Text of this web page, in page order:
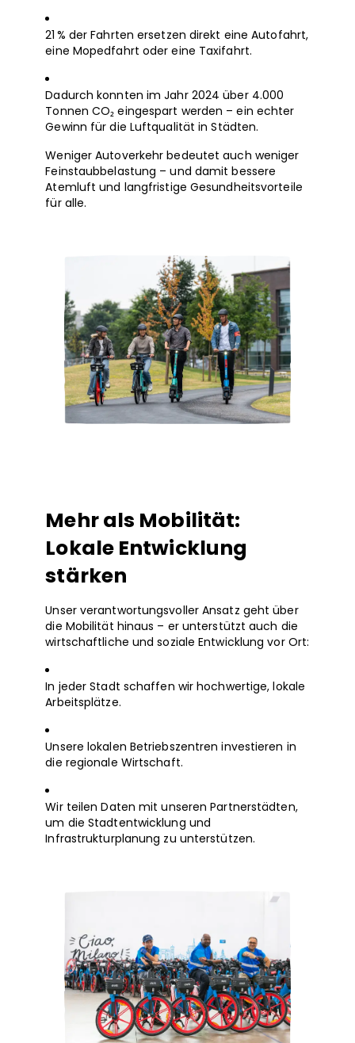
21 % der Fahrten ersetzen direkt eine Autofahrt,
eine Mopedfahrt oder eine Taxifahrt.
Dadurch konnten im Jahr 2024 über 4.000
Tonnen CO₂ eingespart werden – ein echter
Gewinn für die Luftqualität in Städten.
Weniger Autoverkehr bedeutet auch weniger
Feinstaubbelastung – und damit bessere
Atemluft und langfristige Gesundheitsvorteile
für alle.
Mehr als Mobilität:
Lokale Entwicklung
stärken
Unser verantwortungsvoller Ansatz geht über
die Mobilität hinaus – er unterstützt auch die
wirtschaftliche und soziale Entwicklung vor Ort:
In jeder Stadt schaffen wir hochwertige, lokale
Arbeitsplätze.
Unsere lokalen Betriebszentren investieren in
die regionale Wirtschaft.
Wir teilen Daten mit unseren Partnerstädten,
um die Stadtentwicklung und
Infrastrukturplanung zu unterstützen.